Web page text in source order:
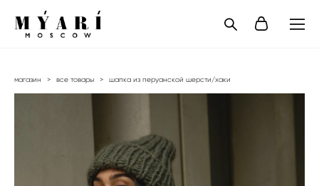
магазин > все товары > шапка из перуанской шерсти/хаки